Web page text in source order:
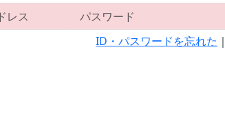
ID・パスワードを忘れた ｜